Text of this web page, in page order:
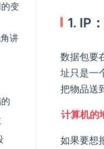
变
讲
1. IP
数据包要
址只是一
把物品送
计算机的
如果要想